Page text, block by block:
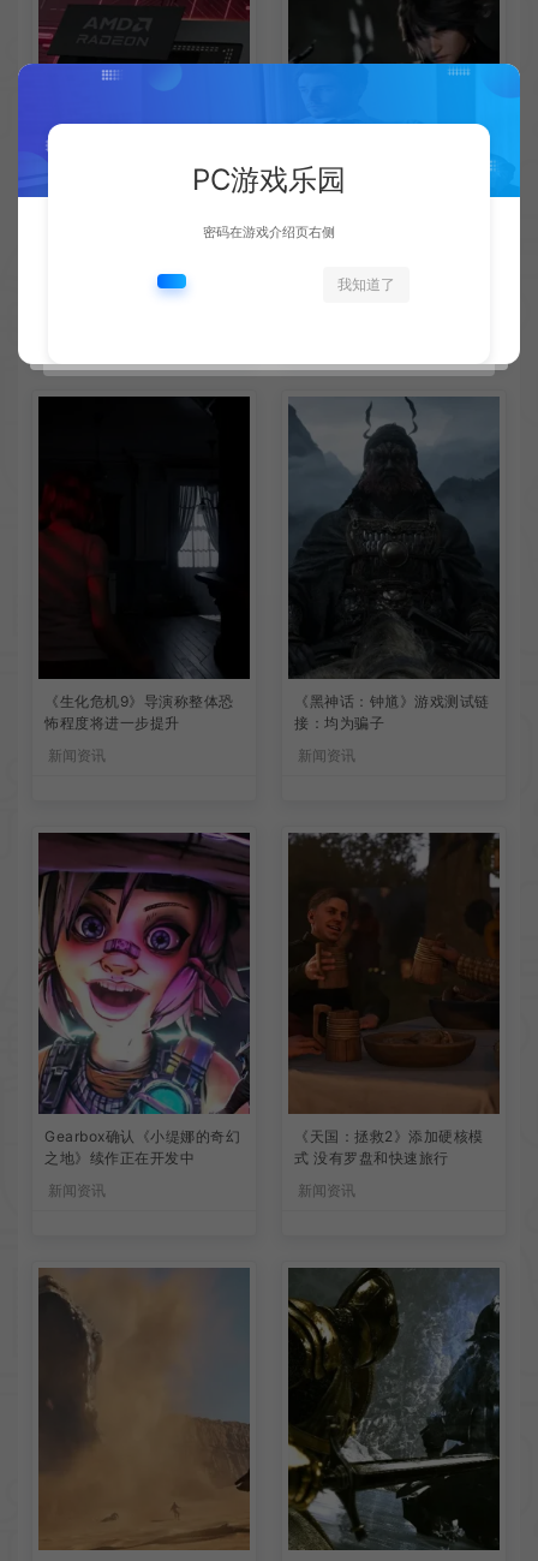
核心架构大幅升级
包容没能消解过激言论
《生化危机9》导演称整体恐
怖程度将进一步提升
新闻资讯
《黑神话：钟馗》游戏测试链
接：均为骗子
新闻资讯
Gearbox确认《小缇娜的奇幻
之地》续作正在开发中
新闻资讯
《天国：拯救2》添加硬核模
式 没有罗盘和快速旅行
新闻资讯
PC游戏乐园
密码在游戏介绍页右侧
我知道了